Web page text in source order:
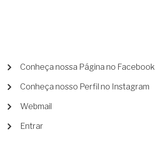
MENU
CONTA
DE
Conheça nossa Página no Facebook
Conheça nosso Perfil no Instagram
Webmail
Entrar